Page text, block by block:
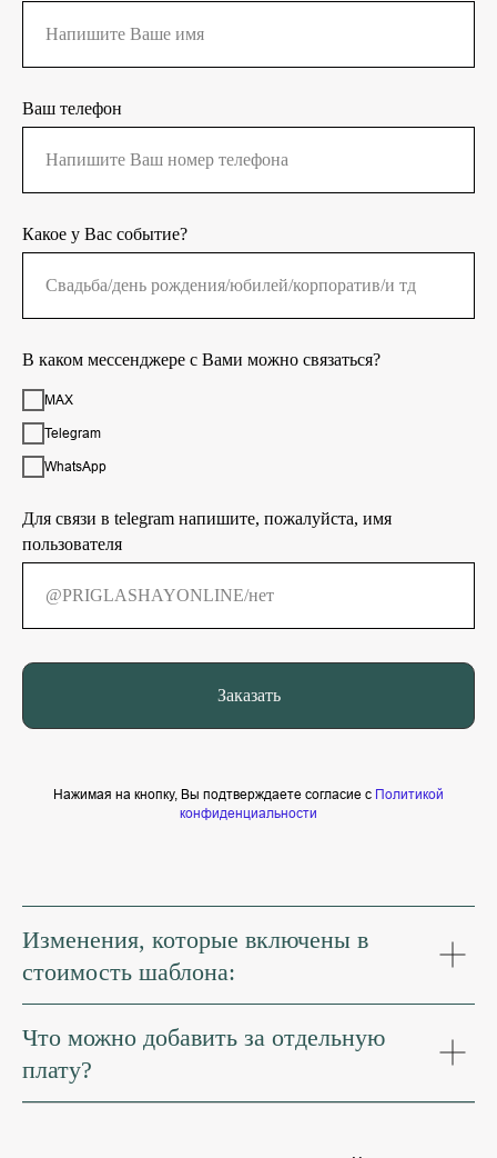
Ваш телефон
Какое у Вас событие?
В каком мессенджере с Вами можно связаться?
MAX
Telegram
WhatsApp
Для связи в telegram напишите, пожалуйста, имя
пользователя
Заказать
Нажимая на кнопку, Вы подтверждаете согласие с Политикой
конфиденциальности
Изменения, которые включены в
стоимость шаблона:
Что можно добавить за отдельную
плату?